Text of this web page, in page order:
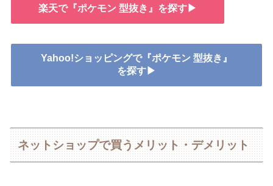
楽天で『ポケモン 型抜き』を探す▶
Yahoo!ショッピングで『ポケモン 型抜き』
を探す▶
ネットショップで買うメリット・デメリット